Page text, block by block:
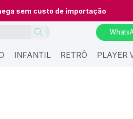
sem custo de importação
INFANTIL RETRÔ PLAYER